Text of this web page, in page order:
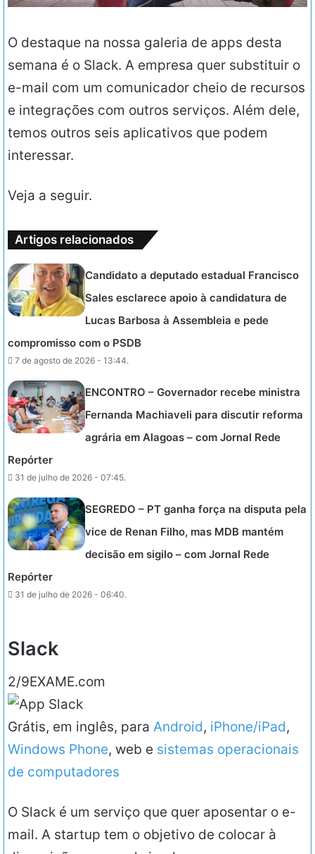
O destaque na nossa galeria de apps desta
semana é o Slack. A empresa quer substituir o
e-mail com um comunicador cheio de recursos
e integrações com outros serviços. Além dele,
temos outros seis aplicativos que podem
interessar.
Veja a seguir.
Artigos relacionados
Candidato a deputado estadual Francisco
Sales esclarece apoio à candidatura de
Lucas Barbosa à Assembleia e pede
compromisso com o PSDB
7 de agosto de 2026 - 13:44.
ENCONTRO – Governador recebe ministra
Fernanda Machiaveli para discutir reforma
agrária em Alagoas – com Jornal Rede
Repórter
31 de julho de 2026 - 07:45.
SEGREDO – PT ganha força na disputa pela
vice de Renan Filho, mas MDB mantém
decisão em sigilo – com Jornal Rede
Repórter
31 de julho de 2026 - 06:40.
Slack
2/9EXAME.com
Grátis, em inglês, para Android, iPhone/iPad,
Windows Phone, web e sistemas operacionais
de computadores
O Slack é um serviço que quer aposentar o e-
mail. A startup tem o objetivo de colocar à